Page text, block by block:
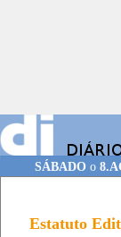
SÁBADOo
Estatuto